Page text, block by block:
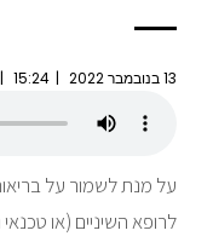
13 בנובמבר 2022 15:24
על מנת לשמור על
לרופא השיניים (או